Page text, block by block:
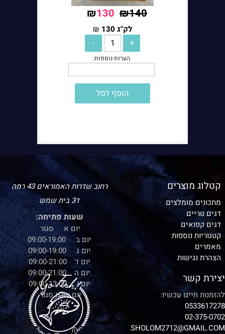
₪140
₪130
לק"ג 130
₪
הוסף לסל
קטלוג מוצרים
מתכונים מומלצים
דגים טריים
דגים קפואים
קטגוריות נוספות
מאמרים
הצהרת נגישות
רחוב שדרות האמוראים 43 רמה
ד3 בית שמש
שעות פתיחה:
יום א סגור
יום ב 09:00-19:00
יום ג 09:00-19:00
יום ד 09:00-21:00
יום ה 09:00-21:00
יום ו 09:00-13:00
יום שבת סגור
יצירת קשר
להזמנות חייגו עכשיו:
0533617278
02-375-0702
SHOLOM2712@GMAIL.COM